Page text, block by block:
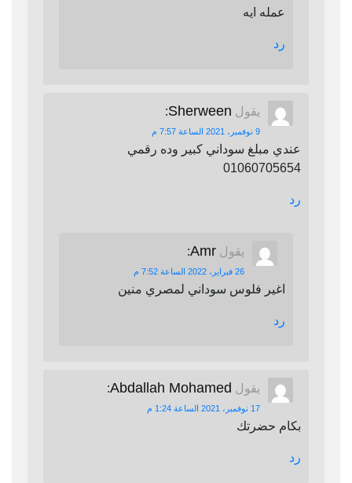
عمله ايه
رد
يقول Sherween
:
9 نوفمبر، 2021 الساعة 7:57 م
عندي مبلغ سوداني كبير وده رقمي
01060705654
رد
يقول Amr
:
26 فبراير، 2022 الساعة 7:52 م
اغير فلوس سوداني لمصري منين
رد
يقول Abdallah Mohamed
:
17 نوفمبر، 2021 الساعة 1:24 م
بكام حضرتك
رد